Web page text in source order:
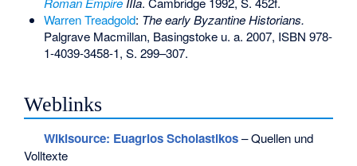
Warren Treadgold: The early Byzantine Historians.
Palgrave Macmillan, Basingstoke u. a. 2007, ISBN 978-
1-4039-3458-1, S. 299–307.
Weblinks
Wikisource: Euagrios Scholastikos– Quellen und
Volltexte